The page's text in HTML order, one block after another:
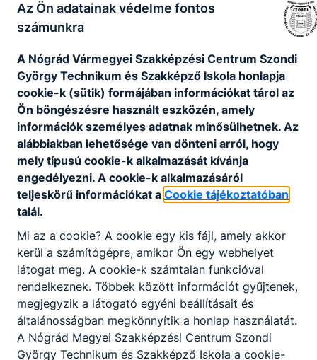
Balassagyarmat, Ipari park 5
Oravecz Tibor
Duális Kapcsolattartó
deltatech.hu/hu/fooldal
1 tanuló
GÁL ÉS FIAI Kft.
Gál Richárd
Duális Kapcsolattartó
gal&fia
1tanuló
Az Ön adatainak védelme fontos
számunkra
A Nógrád Vármegyei Szakképzési Centrum Szondi
György Technikum és Szakképző Iskola honlapja
cookie-k (sütik) formájában információkat tárol az
Ön böngészésre használt eszközén, amely
információk személyes adatnak minősülhetnek. Az
alábbiakban lehetősége van dönteni arról, hogy
mely típusú cookie-k alkalmazását kívánja
engedélyezni. A cookie-k alkalmazásáról
teljeskörű információkat a Cookie tájékoztatóban
talál.
Mi az a cookie? A cookie egy kis fájl, amely akkor
kerül a számítógépre, amikor Ön egy webhelyet
látogat meg. A cookie-k számtalan funkcióval
rendelkeznek. Többek között információt gyűjtenek,
megjegyzik a látogató egyéni beállításait és
általánosságban megkönnyítik a honlap használatát.
A Nógrád Megyei Szakképzési Centrum Szondi
György Technikum és Szakképző Iskola a cookie-